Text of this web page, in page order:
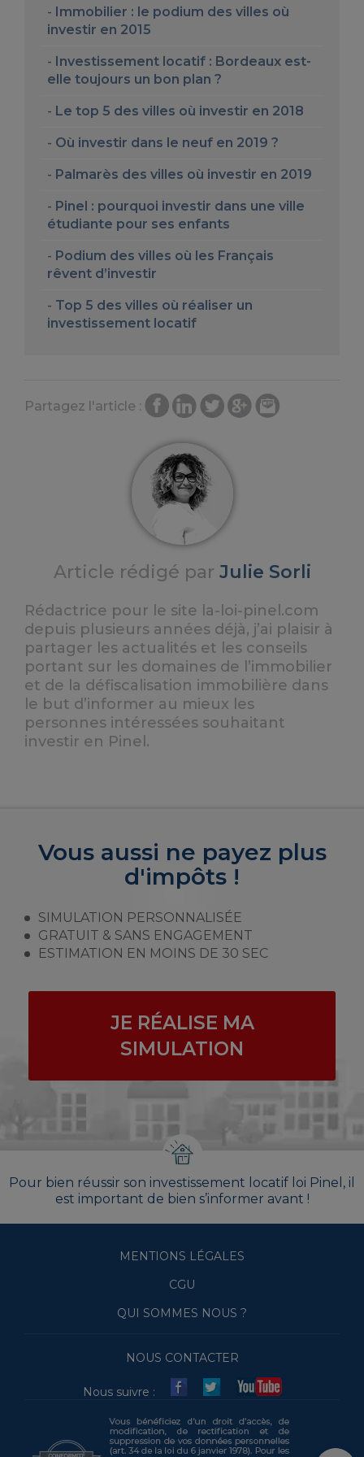
Immobilier : le podium des villes où
investir en 2015
Investissement locatif : Bordeaux est-
elle toujours un bon plan ?
Le top 5 des villes où investir en 2018
Où investir dans le neuf en 2019 ?
Palmarès des villes où investir en 2019
Pinel : pourquoi investir dans une ville
étudiante pour ses enfants
Podium des villes où les Français
rêvent d’investir
Top 5 des villes où réaliser un
investissement locatif
Partagez l'article :
Article rédigé par Julie Sorli
Rédactrice pour le site la-loi-pinel.com
depuis plusieurs années déjà, j’ai plaisir à
partager les actualités et les conseils
portant sur les domaines de l’immobilier
et de la défiscalisation immobilière dans
le but d’informer au mieux les
personnes intéressées souhaitant
investir en Pinel.
Vous aussi ne payez plus
d'impôts !
SIMULATION PERSONNALISÉE
GRATUIT & SANS ENGAGEMENT
ESTIMATION EN MOINS DE 30 SEC
JE RÉALISE MA
SIMULATION
Pour bien réussir son investissement locatif loi Pinel, il
est important de bien s’informer avant !
MENTIONS LÉGALES
CGU
QUI SOMMES NOUS ?
NOUS CONTACTER
Nous suivre :